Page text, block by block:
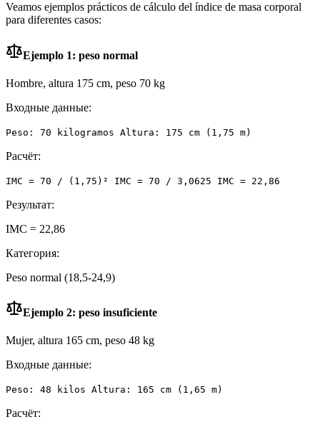
Veamos ejemplos prácticos de cálculo del índice de masa corporal
para diferentes casos:
Ejemplo 1: peso normal
Hombre, altura 175 cm, peso 70 kg
Входные данные:
Peso: 70 kilogramos Altura: 175 cm (1,75 m)
Расчёт:
IMC = 70 / (1,75)² IMC = 70 / 3,0625 IMC = 22,86
Результат:
IMC = 22,86
Категория:
Peso normal (18,5-24,9)
Ejemplo 2: peso insuficiente
Mujer, altura 165 cm, peso 48 kg
Входные данные:
Peso: 48 kilos Altura: 165 cm (1,65 m)
Расчёт: